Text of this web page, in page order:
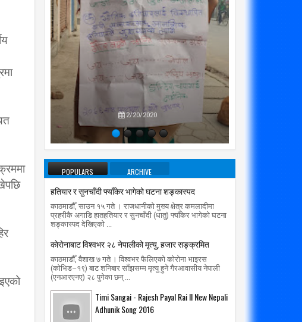
2/20/2020
POPULARS ARCHIVE
हतियार र सुनचाँदी फ्याँकेर भागेको घटना शङ्कास्पद
काठमाडौँ, साउन १५ गते । राजधानीको मुख्य क्षेत्र कमलादीमा
प्रहरीकै अगाडि हातहतियार र सुनचाँदी (धातु) फ्याँकेर भागेको घटना
शङ्कास्पद देखिएको ...
काेराेनाबाट विश्वभर २८ नेपालीको मृत्यु, हजार सङ्क्रमित
काठमाडौँ, वैशाख ७ गते । विश्वभर फैलिएको कोरोना भाइरस
(कोभिड–१९) बाट शनिबार साँझसम्म मृत्यु हुने गैरआवासीय नेपाली
(एनआरएनए) २८ पुगेका छन् ...
Timi Sangai - Rajesh Payal Rai ll New Nepali
Adhunik Song 2016